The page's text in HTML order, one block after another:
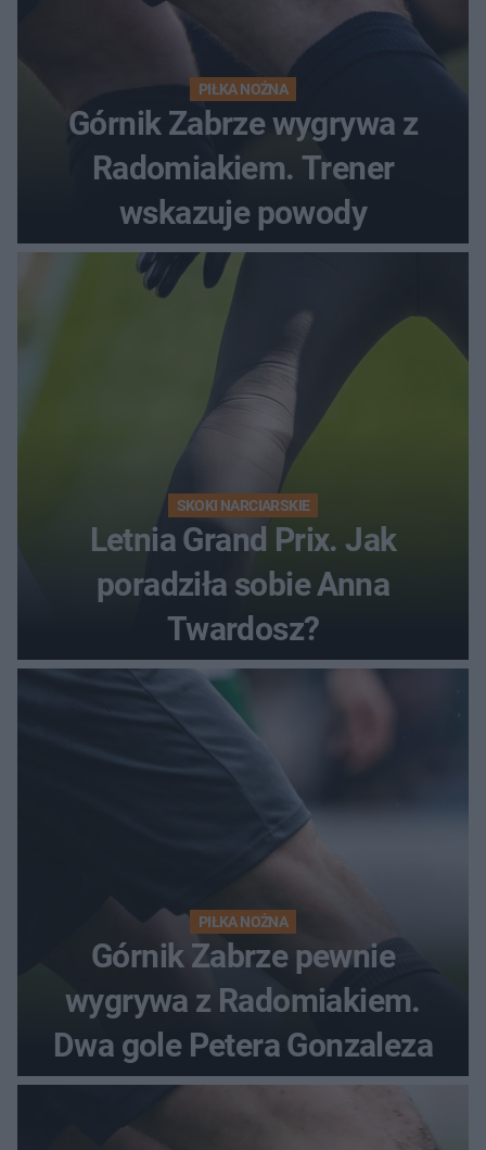
PIŁKA NOŻNA
Górnik Zabrze wygrywa z
Radomiakiem. Trener
wskazuje powody
SKOKI NARCIARSKIE
Letnia Grand Prix. Jak
poradziła sobie Anna
Twardosz?
PIŁKA NOŻNA
Górnik Zabrze pewnie
wygrywa z Radomiakiem.
Dwa gole Petera Gonzaleza